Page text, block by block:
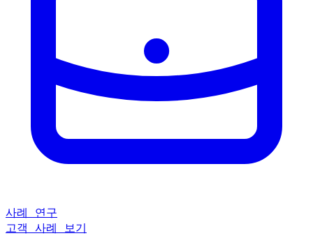
사례 연구
고객 사례 보기